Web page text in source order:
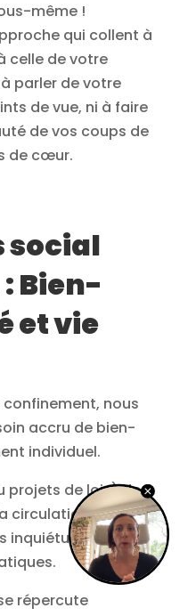
même !
qui collent à
celle de votre
parler de votre
de vue, ni à faire
de vos coups de
de cœur.
social
: Bien-
et vie
nous
accru de bien-
individuel.
projets de lois) de
circulation et la vie
inquiétudes et les
répercute